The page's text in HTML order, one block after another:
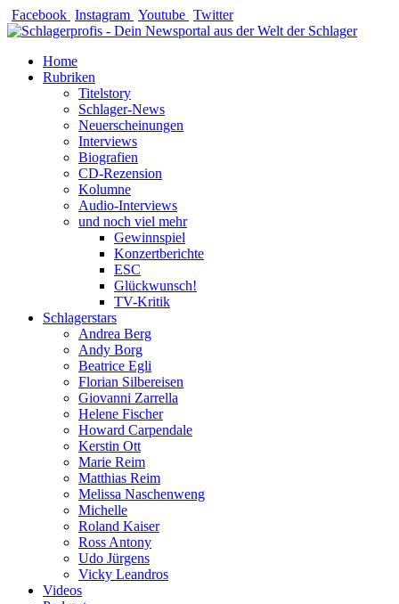
Zum
Inhalt
Facebook Instagram Youtube Twitter
Home
Rubriken
Titelstory
Schlager-News
Neuerscheinungen
Interviews
Biografien
CD-Rezension
Kolumne
Audio-Interviews
und noch viel mehr
Gewinnspiel
Konzertberichte
ESC
Glückwunsch!
TV-Kritik
Schlagerstars
Andrea Berg
Andy Borg
Beatrice Egli
Florian Silbereisen
Giovanni Zarrella
Helene Fischer
Howard Carpendale
Kerstin Ott
Marie Reim
Matthias Reim
Melissa Naschenweng
Michelle
Roland Kaiser
Ross Antony
Udo Jürgens
Vicky Leandros
Videos